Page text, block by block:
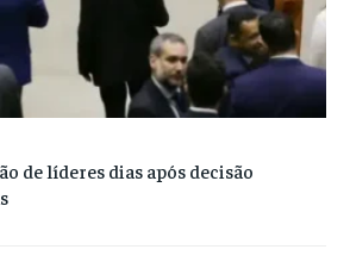
de líderes dias após decisão